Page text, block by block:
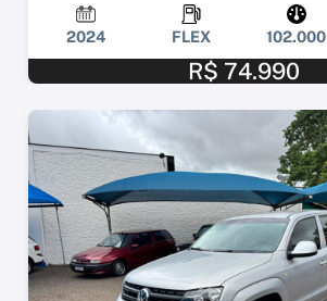
2024 FLEX 102.000
R$ 74.990